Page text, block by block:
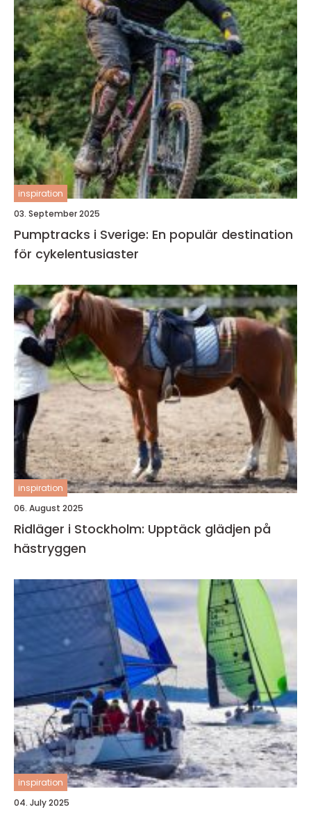
inspiration
03. September 2025
Pumptracks i Sverige: En populär destination
för cykelentusiaster
inspiration
06. August 2025
Ridläger i Stockholm: Upptäck glädjen på
hästryggen
inspiration
04. July 2025